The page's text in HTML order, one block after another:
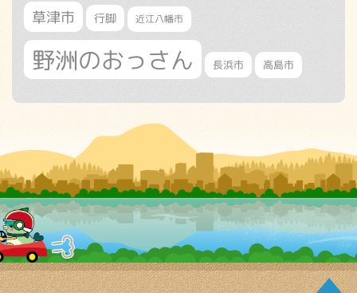
草津市 行脚 近江八幡市
野洲のおっさん 長浜市 高島市